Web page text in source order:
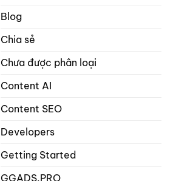
Blog
Chia sẻ
Chưa được phân loại
Content AI
Content SEO
Developers
Getting Started
GGADS.PRO